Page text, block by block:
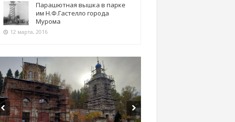
Парашютная вышка в парке
им Н.Ф.Гастелло города
Мурома
12 марта, 2016